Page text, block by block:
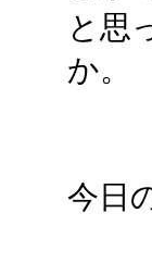
と思
か。
今日